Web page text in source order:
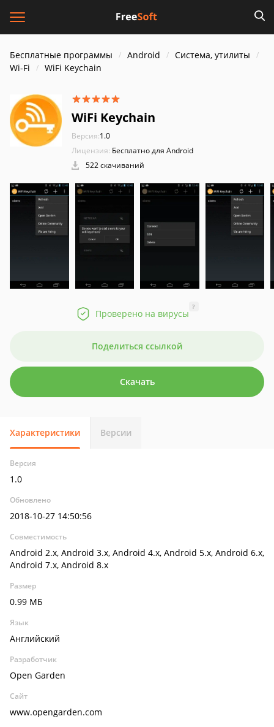
Бесплатные программы Android
Система, утилиты
Wi-Fi
WiFi Keychain
WiFi Keychain
Версия:1.0
Лицензия: Бесплатно для Android
522 скачиваний
Проверено на вирусы
?
Поделиться ссылкой
Скачать
Характеристики Версии
Версия
1.0
Обновлено
2018-10-27 14:50:56
Совместимость
Android 2.x, Android 3.x, Android 4.x, Android 5.x, Android 6.x,
Android 7.x, Android 8.x
Размер
0.99 МБ
Язык
Английский
Разработчик
Open Garden
Сайт
www.opengarden.com